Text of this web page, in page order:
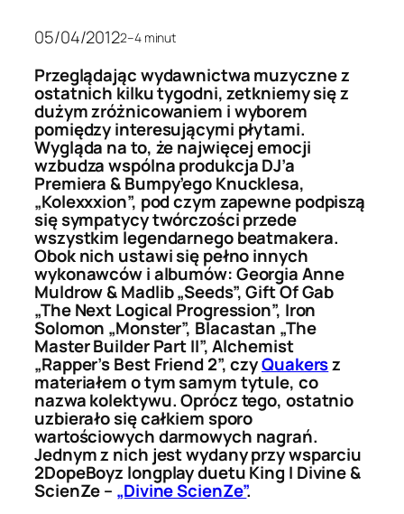
05/04/20122–4 minut
Przeglądając wydawnictwa muzyczne z
ostatnich kilku tygodni, zetkniemy się z
dużym zróżnicowaniem i wyborem
pomiędzy interesującymi płytami.
Wygląda na to, że najwięcej emocji
wzbudza wspólna produkcja DJ’a
Premiera & Bumpy’ego Knucklesa,
„Kolexxxion”, pod czym zapewne podpiszą
się sympatycy twórczości przede
wszystkim legendarnego beatmakera.
Obok nich ustawi się pełno innych
wykonawców i albumów: Georgia Anne
Muldrow & Madlib „Seeds”, Gift Of Gab
„The Next Logical Progression”, Iron
Solomon „Monster”, Blacastan „The
Master Builder Part II”, Alchemist
„Rapper’s Best Friend 2”, czyQuakersz
materiałem o tym samym tytule, co
nazwa kolektywu. Oprócz tego, ostatnio
uzbierało się całkiem sporo
wartościowych darmowych nagrań.
Jednym z nich jest wydany przy wsparciu
2DopeBoyz longplay duetu King I Divine &
ScienZe – „Divine ScienZe”.